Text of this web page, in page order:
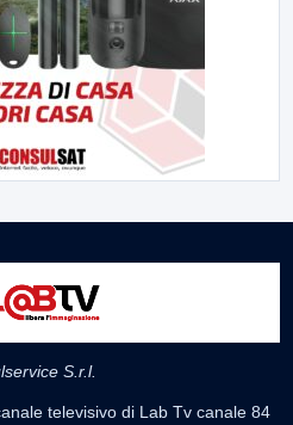
S.r.l.
televisivo di Lab Tv canale 84